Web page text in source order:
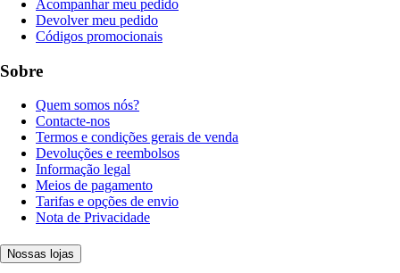
Acompanhar meu pedido
Devolver meu pedido
Códigos promocionais
Sobre
Quem somos nós?
Contacte-nos
Termos e condições gerais de venda
Devoluções e reembolsos
Informação legal
Meios de pagamento
Tarifas e opções de envio
Nota de Privacidade
Nossas lojas